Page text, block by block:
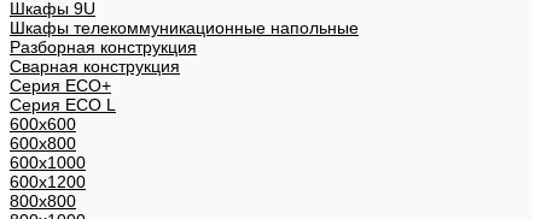
Шкафы 9U
Шкафы телекоммуникационные напольные
Разборная конструкция
Сварная конструкция
Серия ECO+
Серия ECO L
600x600
600x800
600х1000
600х1200
800x800